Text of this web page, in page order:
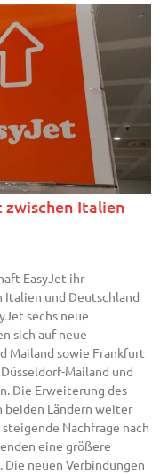
Italien
EasyJet ihr
und Deutschland
sechs neue
sich auf neue
Mailand sowie Frankfurt
Mailand und
Die Erweiterung des
beiden Ländern weiter
Nachfrage nach
eine größere
neuen Verbindungen